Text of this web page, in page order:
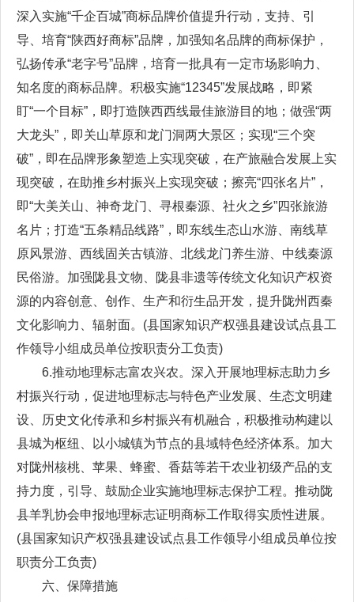
深入实施“千企百城”商标品牌价值提升行动，支持、引
导、培育“陕西好商标”品牌，加强知名品牌的商标保护，
弘扬传承“老字号”品牌，培育一批具有一定市场影响力、
知名度的商标品牌。积极实施“12345”发展战略，即紧
盯“一个目标”，即打造陕西西线最佳旅游目的地；做强“两
大龙头”，即关山草原和龙门洞两大景区；实现“三个突
破”，即在品牌形象塑造上实现突破，在产旅融合发展上实
现突破，在助推乡村振兴上实现突破；擦亮“四张名片”，
即“大美关山、神奇龙门、寻根秦源、社火之乡”四张旅游
名片；打造“五条精品线路”，即东线生态山水游、南线草
原风景游、西线固关古镇游、北线龙门养生游、中线秦源
民俗游。加强陇县文物、陇县非遗等传统文化知识产权资
源的内容创意、创作、生产和衍生品开发，提升陇州西秦
文化影响力、辐射面。(县国家知识产权强县建设试点县工
作领导小组成员单位按职责分工负责)
6.推动地理标志富农兴农。深入开展地理标志助力乡
村振兴行动，促进地理标志与特色产业发展、生态文明建
设、历史文化传承和乡村振兴有机融合，积极推动构建以
县城为枢纽、以小城镇为节点的县域特色经济体系。加大
对陇州核桃、苹果、蜂蜜、香菇等若干农业初级产品的支
持力度，引导、鼓励企业实施地理标志保护工程。推动陇
县羊乳协会申报地理标志证明商标工作取得实质性进展。
(县国家知识产权强县建设试点县工作领导小组成员单位按
职责分工负责)
六、保障措施